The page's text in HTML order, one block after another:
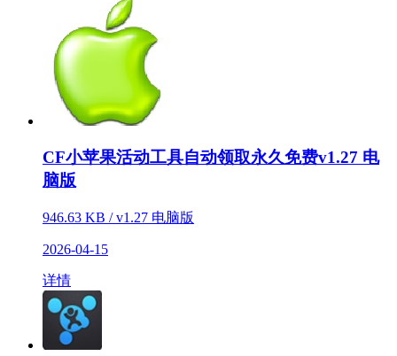
CF小苹果活动工具自动领取永久免费v1.27 电
脑版
946.63 KB / v1.27 电脑版
2026-04-15
详情